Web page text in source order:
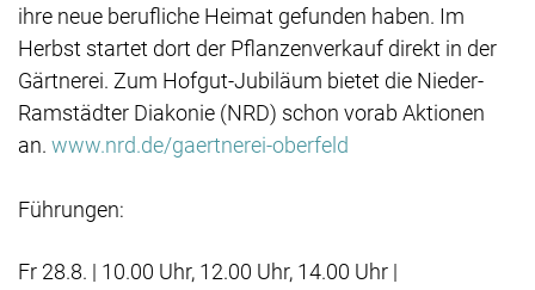
ihre neue berufliche Heimat gefunden haben. Im
Herbst startet dort der Pflanzenverkauf direkt in der
Gärtnerei. Zum Hofgut-Jubiläum bietet die Nieder-
Ramstädter Diakonie (NRD) schon vorab Aktionen
an. www.nrd.de/gaertnerei-oberfeld
Führungen:
Fr 28.8. | 10.00 Uhr, 12.00 Uhr, 14.00 Uhr |